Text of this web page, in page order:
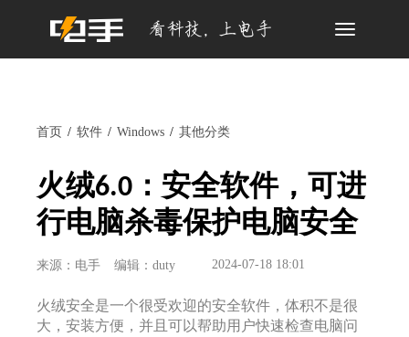
Toggle
首页 软件 Windows 其他分类
火绒6.0：安全软件，可进
行电脑杀毒保护电脑安全
来源：电手 编辑：duty 2024-07-18 18:01
火绒安全是一个很受欢迎的安全软件，体积不是很
大，安装方便，并且可以帮助用户快速检查电脑问